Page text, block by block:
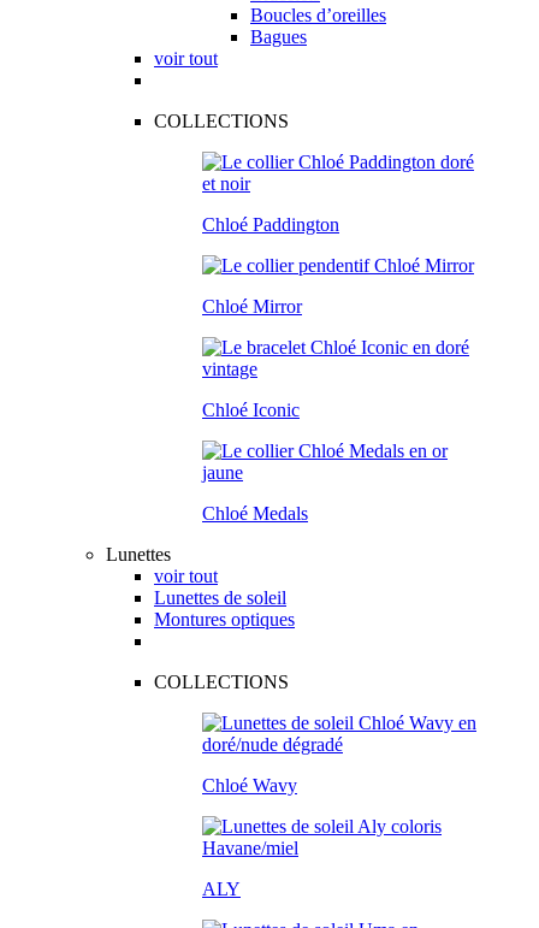
Boucles d’oreilles
Bagues
voir tout
COLLECTIONS
Chloé Paddington
Chloé Mirror
Chloé Iconic
Chloé Medals
Lunettes
voir tout
Lunettes de soleil
Montures optiques
COLLECTIONS
Chloé Wavy
ALY